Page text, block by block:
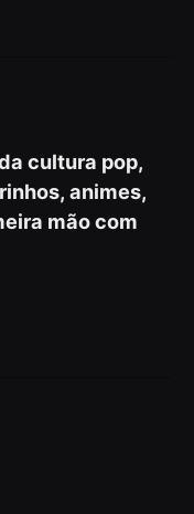
cultura pop,
animes,
mão com